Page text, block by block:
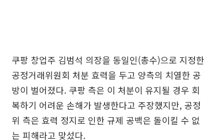
쿠팡 창업주 김범석 의장을 동일인(총수)으로 지정한
공정거래위원회 처분 효력을 두고 양측의 치열한 공
방이 벌어졌다. 쿠팡 측은 이 처분이 유지될 경우 회
복하기 어려운 손해가 발생한다고 주장했지만, 공정
위 측은 효력 정지로 인한 규제 공백은 돌이킬 수 없
는 피해라고 맞섰다.